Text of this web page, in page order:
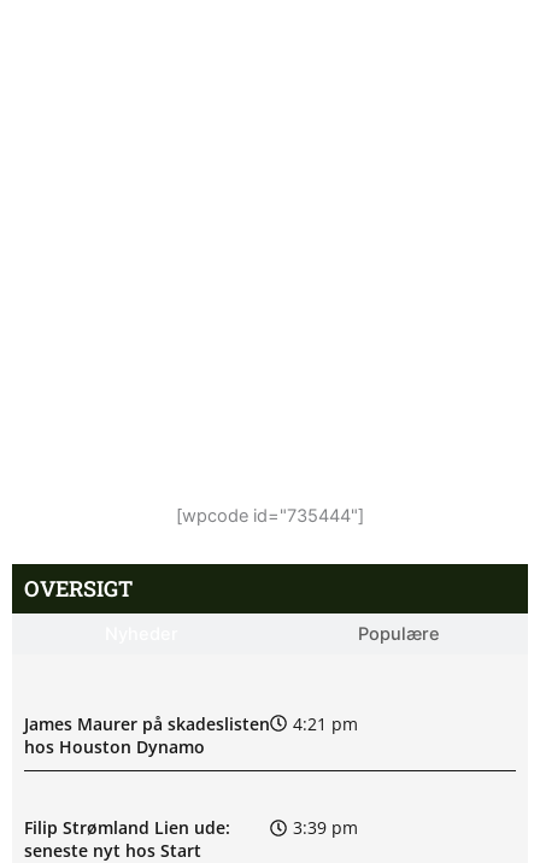
[wpcode id="735444"]
OVERSIGT
Populære
James Maurer på skadeslisten
hos Houston Dynamo
4:21 pm
Filip Strømland Lien ude:
seneste nyt hos Start
3:39 pm